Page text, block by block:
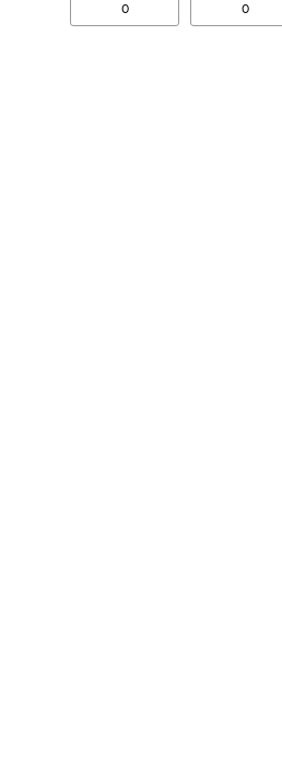
0 0